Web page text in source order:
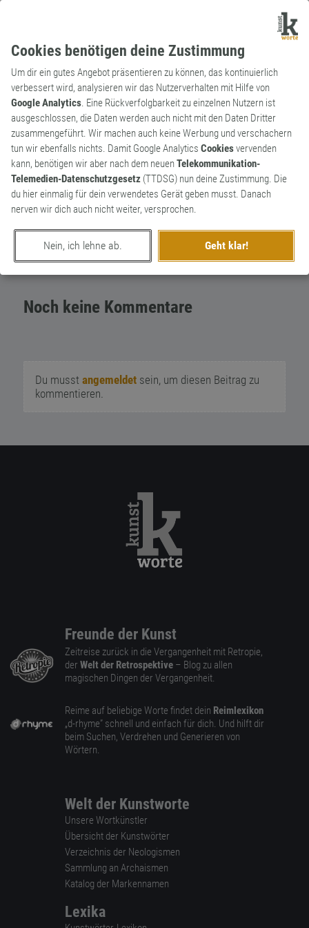
Cookies benötigen deine Zustimmung
Um dir ein gutes Angebot präsentieren zu können, das kontinuierlich
verbessert wird, analysieren wir das Nutzerverhalten mit Hilfe von
Google Analytics. Eine Rückverfolgbarkeit zu einzelnen Nutzern ist
ausgeschlossen, die Daten werden auch nicht mit den Daten Dritter
zusammengeführt. Wir machen auch keine Werbung und verschachern
tun wir ebenfalls nichts. Damit Google Analytics Cookiesvervenden
kann, benötigen wir aber nach dem neuenTelekommunikation-
Telemedien-Datenschutzgesetz (TTDSG) nun deine Zustimmung. Die
du hier einmalig für dein verwendetes Gerät geben musst. Danach
nerven wir dich auch nicht weiter, versprochen.
Nein, ich lehne ab. Geht klar!
Kunstwort
Substantiv
Schätzhalter
Brillengestell (ohne Gläser)
0
0
erschaffen vonChapTer Kronfeld
Noch keine Kommentare
Du musst angemeldetsein, um diesen Beitrag zu
kommentieren.
Freunde der Kunst
Zeitreise zurück in die Vergangenheit mit Retropie,
der Welt der Retrospektive – Blog zu allen
magischen Dingen der Vergangenheit.
Reime auf beliebige Worte findet dein Reimlexikon
„d-rhyme” schnell und einfach für dich. Und hilft dir
beim Suchen, Verdrehen und Generieren von
Wörtern.
Welt der Kunstworte
Unsere Wortkünstler
Übersicht der Kunstwörter
Verzeichnis der Neologismen
Sammlung an Archaismen
Katalog der Markennamen
Lexika